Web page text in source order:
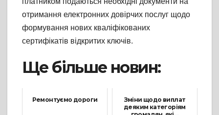
отримання електронних довірчих послуг щодо
формування нових кваліфікованих
сертифікатів відкритих ключів.
Ще більше новин:
Ремонтуємо дороги
Зміни щодо виплат
деяким категоріям